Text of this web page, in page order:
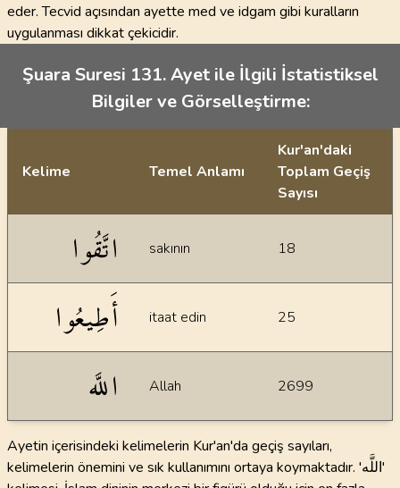
eder. Tecvid açısından ayette med ve idgam gibi kuralların
uygulanması dikkat çekicidir.
Şuara Suresi 131. Ayet ile İlgili İstatistiksel
Bilgiler ve Görselleştirme:
Kelime Temel Anlamı
Kur'an'daki
Toplam Geçiş
Sayısı
اتَّقُوا sakının 18
أَطِيعُوا itaat edin 25
اللَّه Allah 2699
Ayetin içerisindeki kelimelerin Kur'an'da geçiş sayıları,
kelimelerin önemini ve sık kullanımını ortaya koymaktadır. 'اللَّه'